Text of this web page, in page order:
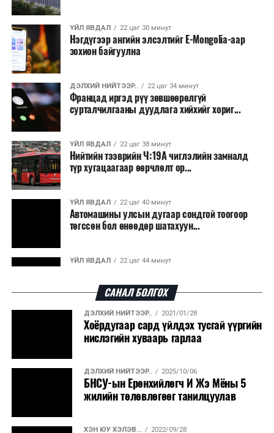
ҮЙЛ ЯВДАЛ 22 цаг 30 минут
Нэгдүгээр ангийн элсэлтийг E-Mongolia-аар
зохион байгуулна
ДЭЛХИЙ НИЙТЭЭР.. 22 цаг 34 минут
Францад иргэд рүү зөвшөөрөлгүй
сурталчилгааны дуудлага хийхийг хориг...
ҮЙЛ ЯВДАЛ 22 цаг 38 минут
Нийтийн тээврийн Ч:19А чиглэлийн замналд
түр хугацаагаар өөрчлөлт ор...
ҮЙЛ ЯВДАЛ 22 цаг 40 минут
Автомашины улсын дугаар сондгой тоогоор
төгссөн бол өнөөдөр шатахуун...
ҮЙЛ ЯВДАЛ 22 цаг 44 минут
ДЭЛХИЙ НИЙТЭЭР.. 2026/08/06
“Уралдронзавод” компанийн ерөнхий
захирлын автомашиныг дэлбэлжээ...
ҮЙЛ ЯВДАЛ 2026/08/06
Сүхбаатар боомтоор тав хоногт 10 мянга гаруй
тонн АИ-92 автобензин и...
САНАЛ БОЛГОХ
ДЭЛХИЙ НИЙТЭЭР.. 2021/01/28
Хоёрдугаар сард үйлдэх тусгай үүргийн
нислэгийн хуваарь гарлаа
ДЭЛХИЙ НИЙТЭЭР.. 2025/10/06
БНСУ-ын Ерөнхийлөгч И Жэ Мёны 5
жилийн төлөвлөгөөг танилцуулав
ХЭН ЮУ ХЭЛЭВ... 2022/09/28